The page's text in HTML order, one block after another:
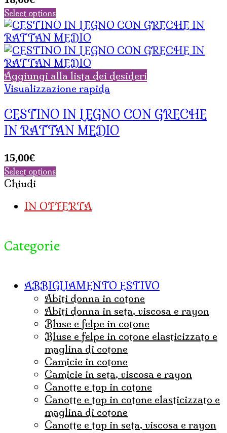
Select options
Aggiungi alla lista dei desideri
Visualizzazione rapida
CESTINO IN LEGNO CON GRECHE
IN RATTAN MEDIO
15,00€
Select options
Chiudi
IN OFFERTA
Categorie
ABBIGLIAMENTO ESTIVO
abiti donna in cotone
abiti donna in seta, viscosa e rayon
bluse e felpe in cotone
bluse e felpe in cotone elasticizzato e
maglina di cotone
camicie in cotone
camicie in seta, viscosa e rayon
canotte e top in cotone
canotte e top in cotone elasticizzato e
maglina di cotone
canotte e top in seta, viscosa e rayon